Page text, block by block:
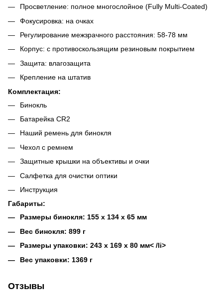
Просветление: полное многослойное (Fully Multi-Coated)
Фокусировка: на очках
Регулирование межзрачного расстояния: 58-78 мм
Корпус: с противоскользящим резиновым покрытием
Защита: влагозащита
Крепление на штатив
Комплектация:
Бинокль
Батарейка CR2
Наший ремень для бинокля
Чехол с ремнем
Защитные крышки на объективы и очки
Салфетка для очистки оптики
Инструкция
Габариты:
Размеры бинокля: 155 x 134 x 65 мм
Вес бинокля: 899 г
Размеры упаковки: 243 x 169 x 80 мм< /li>
Вес упаковки: 1369 г
Отзывы